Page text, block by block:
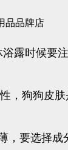
品品牌店
露时候要
，狗狗皮
，要选择成